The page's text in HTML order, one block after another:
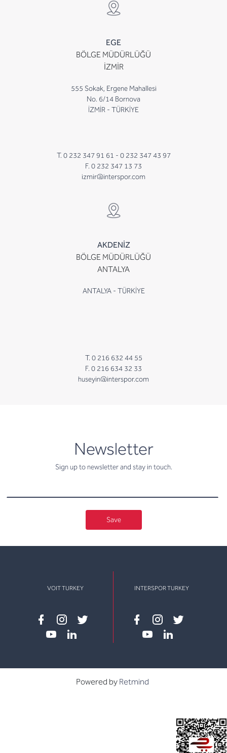
EGE
BÖLGE MÜDÜRLÜĞÜ
İZMİR
555 Sokak, Ergene Mahallesi
No. 6/14 Bornova
İZMİR - TÜRKİYE
T. 0 232 347 91 61 - 0 232 347 43 97
F. 0 232 347 13 73
izmir@interspor.com
AKDENİZ
BÖLGE MÜDÜRLÜĞÜ
ANTALYA
ANTALYA - TÜRKİYE
T. 0 216 632 44 55
F. 0 216 634 32 33
huseyin@interspor.com
Newsletter
Sign up to newsletter and stay in touch.
newsletter
Save
VOIT TURKEY
Facebook
instagram
twitter
INTERSPOR TURKEY
Facebook
instagram
twitter
Powered by Retmind